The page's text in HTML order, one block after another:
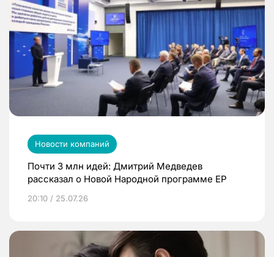
Новости компаний
Почти 3 млн идей: Дмитрий Медведев
рассказал о Новой Народной программе ЕР
20:10 / 25.07.26